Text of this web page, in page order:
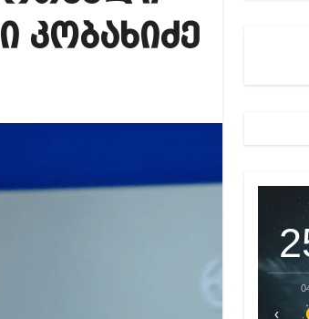
ბოლოს, შეიძლება ტრაგიკულ
კობახიძე
‹